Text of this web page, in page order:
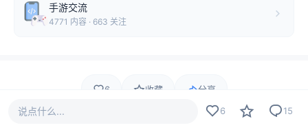
手游交流
4771 内容 · 663 关注
6 收藏 分享
说点什么... 6 15